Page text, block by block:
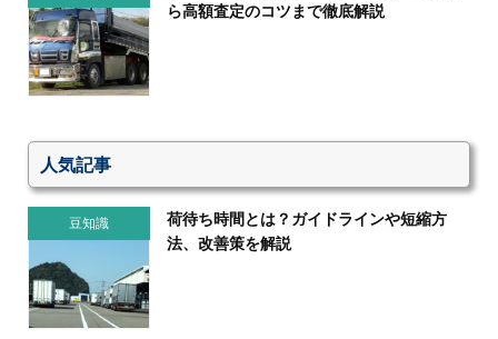
ら高額査定のコツまで徹底解説
人気記事
豆知識
荷待ち時間とは？ガイドラインや短縮方
法、改善策を解説